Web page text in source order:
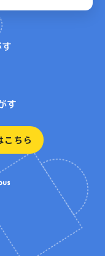
す
こちら